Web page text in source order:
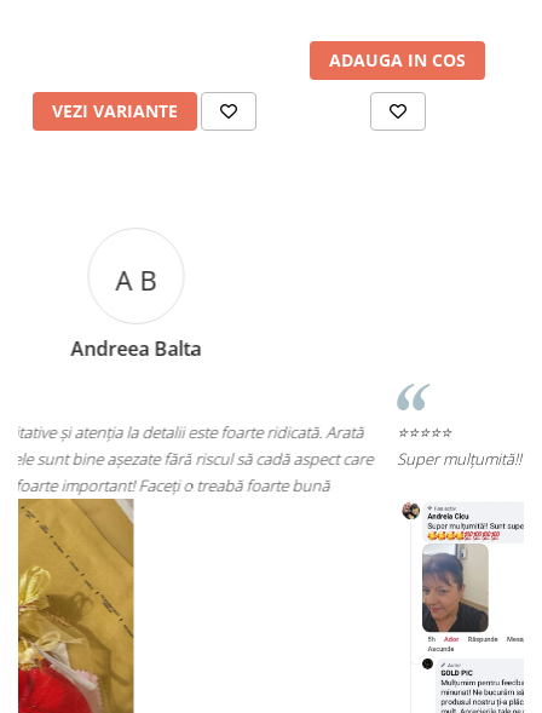
VEZI VARIANTE
ADAUGA IN COS
⭐⭐⭐⭐⭐
Super mulțumită!! Sunt superbi cerceii!!!